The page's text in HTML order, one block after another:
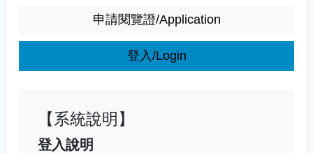
申請閱覽證/Application
登入/Login
【系統說明】
登入說明